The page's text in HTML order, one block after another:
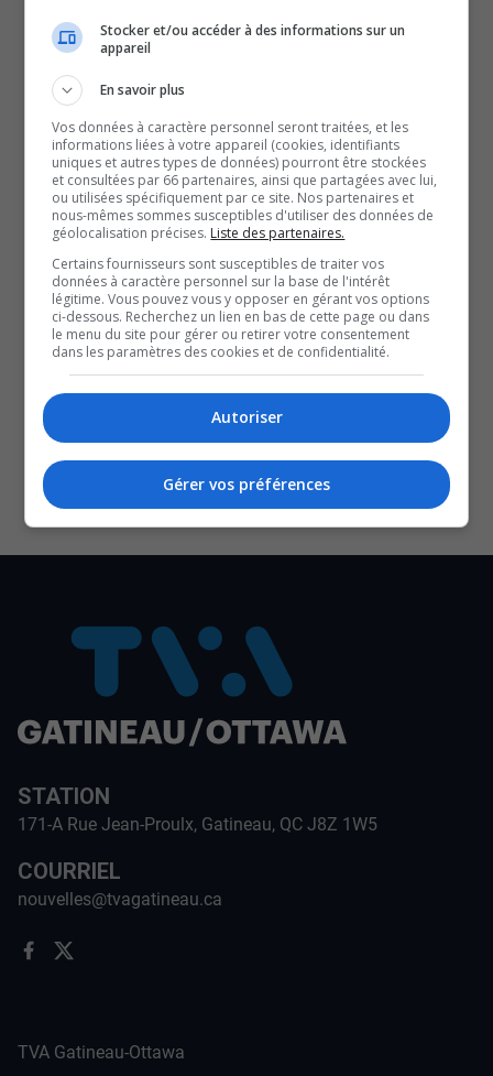
à une nouvelle entente négociée et bénéfique
pour les deux parties. La première rencontre a
À lire aussi :
Des pompiers monopolisent la majeure partie de la
séance du conseil municipal pour se faire entendre
Adoption de la nouvelle convention collective des
cols bleus de la Ville de Gatineau
Trois journées de grève au CPE au Pays de
Cornemuse : les négociations perdurent
SOUTENIR NOS MÉDIAS, C’EST PROTÉGER NOTRE
CULTURE ET NOTRE ÉCONOMIE
STATION
171-A Rue Jean-Proulx, Gatineau, QC J8Z 1W5
COURRIEL
nouvelles@tvagatineau.ca
TVA Gatineau-Ottawa
Stocker et/ou accéder à des informations sur un
appareil
En savoir plus
Vos données à caractère personnel seront traitées, et les
informations liées à votre appareil (cookies, identifiants
uniques et autres types de données) pourront être stockées
et consultées par 66 partenaires, ainsi que partagées avec lui,
ou utilisées spécifiquement par ce site. Nos partenaires et
nous-mêmes sommes susceptibles d'utiliser des données de
géolocalisation précises. Liste des partenaires.
Certains fournisseurs sont susceptibles de traiter vos
données à caractère personnel sur la base de l'intérêt
légitime. Vous pouvez vous y opposer en gérant vos options
ci-dessous. Recherchez un lien en bas de cette page ou dans
le menu du site pour gérer ou retirer votre consentement
dans les paramètres des cookies et de confidentialité.
Autoriser
Gérer vos préférences